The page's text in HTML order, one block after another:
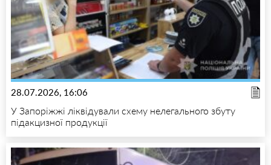
28.07.2026, 16:06
У Запоріжжі ліквідували схему нелегального збуту
підакцизної продукції